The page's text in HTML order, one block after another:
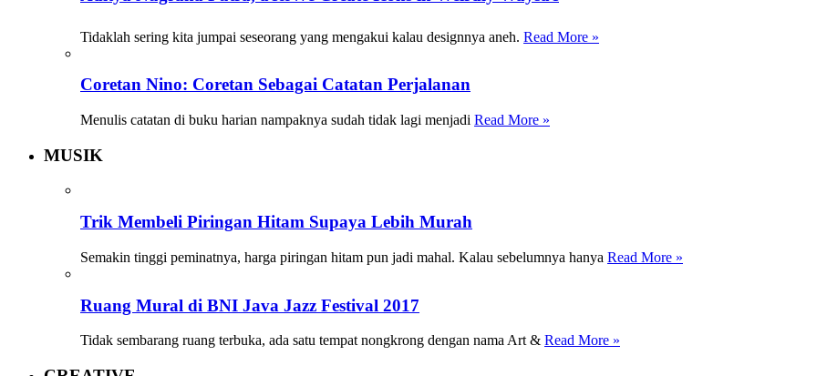
Tidaklah sering kita jumpai seseorang yang mengakui kalau designnya aneh. Read More »
Coretan Nino: Coretan Sebagai Catatan Perjalanan
Menulis catatan di buku harian nampaknya sudah tidak lagi menjadi Read More »
MUSIK
Trik Membeli Piringan Hitam Supaya Lebih Murah
Semakin tinggi peminatnya, harga piringan hitam pun jadi mahal. Kalau sebelumnya hanya Read More »
Ruang Mural di BNI Java Jazz Festival 2017
Tidak sembarang ruang terbuka, ada satu tempat nongkrong dengan nama Art & Read More »